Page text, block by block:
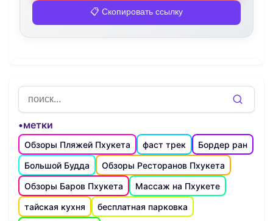
📋 Скопировать ссылку
•метки
Обзоры Пляжей Пхукета фаст трек
Бордер ран
Большой Будда
Обзоры Ресторанов Пхукета
Обзоры Баров Пхукета
Массаж на Пхукете
тайская кухня
бесплатная парковка